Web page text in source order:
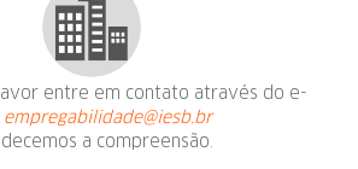
entre em contato através do e-
empregabilidade@iesb.br
a compreensão.